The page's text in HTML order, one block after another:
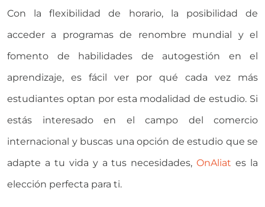
Con la flexibilidad de horario, la posibilidad de
acceder a programas de renombre mundial y el
fomento de habilidades de autogestión en el
aprendizaje, es fácil ver por qué cada vez más
estudiantes optan por esta modalidad de estudio. Si
estás interesado en el campo del comercio
internacional y buscas una opción de estudio que se
adapte a tu vida y a tus necesidades,OnAliat es la
elección perfecta para ti.